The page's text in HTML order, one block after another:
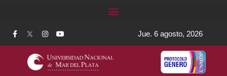
Jue. 6 agosto, 2026